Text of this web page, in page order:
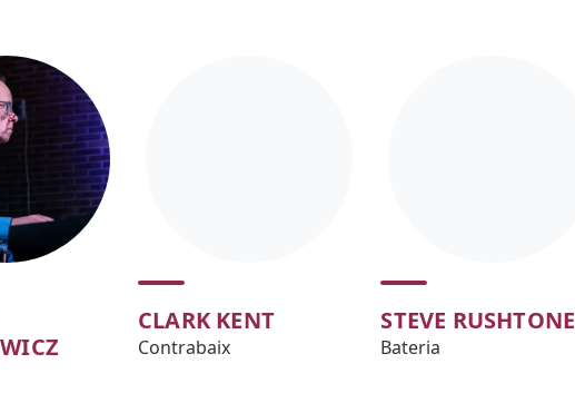
CLARK KENT
Contrabaix
STEVE RUSHTONE
Bateria